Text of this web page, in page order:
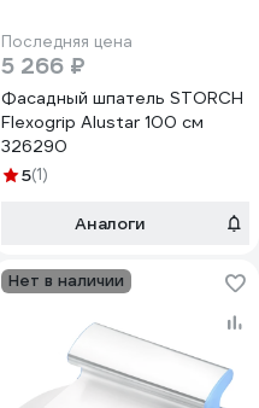
Последняя цена
5 266 ₽
Фасадный шпатель STORCH
Flexogrip Alustar 100 см
326290
5(1)
Аналоги
Нет в наличии